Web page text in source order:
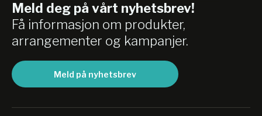
Meld deg på vårt nyhetsbrev!
Få informasjon om produkter,
arrangementer og kampanjer.
Meld på nyhetsbrev